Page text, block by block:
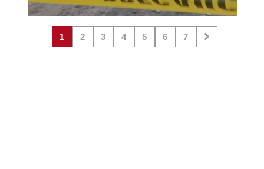
1 2 3 4 5 6 7